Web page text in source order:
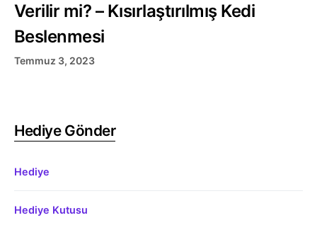
Verilir mi? – Kısırlaştırılmış Kedi
Beslenmesi
Temmuz 3, 2023
Hediye Gönder
Hediye
Hediye Kutusu